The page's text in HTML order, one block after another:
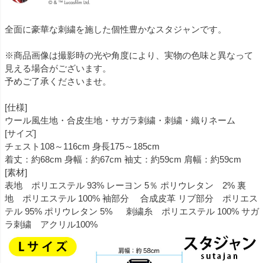
全面に豪華な刺繍を施した個性豊かなスタジャンです。
※商品画像は撮影時の光や角度により、実物の色味と異なって
見える場合がございます。
予めご了承くださいませ。
[仕様]
ウール風生地・合皮生地・サガラ刺繍・刺繍・織りネーム
[サイズ]
チェスト108～116cm 身長175～185cm
着丈：約68cm 身幅：約67cm 袖丈：約59cm 肩幅：約59cm
[素材]
表地 ポリエステル 93% レーヨン 5％ ポリウレタン 2% 裏
地 ポリエステル 100% 袖部分 合成皮革 リブ部分 ポリエス
テル 95% ポリウレタン 5% 刺繍糸 ポリエステル 100% サガ
ラ刺繍 アクリル100%